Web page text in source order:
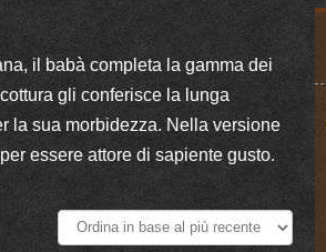
il babà completa la gamma dei
gli conferisce la lunga
la sua morbidezza. Nella versione
essere attore di sapiente gusto.